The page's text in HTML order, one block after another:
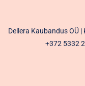
Dellera Kaubandus OÜ
+372 5332